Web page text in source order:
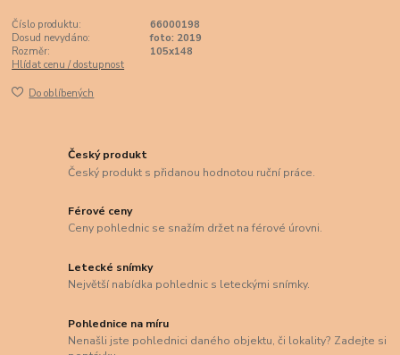
Číslo produktu:
66000198
Dosud nevydáno:
foto: 2019
Rozměr:
105x148
Hlídat cenu / dostupnost
Do oblíbených
Český produkt
Český produkt s přidanou hodnotou ruční práce.
Férové ceny
Ceny pohlednic se snažím držet na férové úrovni.
Letecké snímky
Největší nabídka pohlednic s leteckými snímky.
Pohlednice na míru
Nenašli jste pohlednici daného objektu, či lokality? Zadejte si